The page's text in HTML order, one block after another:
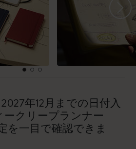
年12月までの日付入
ークリープランナー
を一目で確認できま